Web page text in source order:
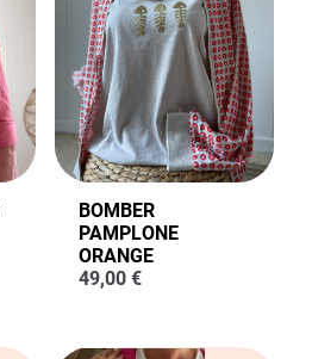
BOMBER
PAMPLONE
ORANGE
49,00 €